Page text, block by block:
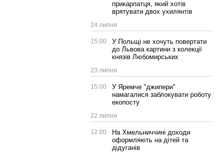
прикарпатця, який хотів
врятувати двох ухилянтів
24 липня
15:00
У Польщі не хочуть повертати
до Львова картини з колекції
князів Любомирських
23 липня
15:00
У Яремче "джипери"
намагалися заблокувати роботу
екопосту
22 липня
12:00
На Хмельниччині доходи
оформляють на дітей та
дідуганів